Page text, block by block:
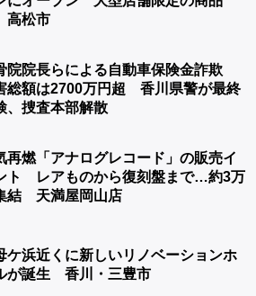
松市
院院長らによる自動車保険金詐欺
総額は2700万円超 香川県警が最終
、捜査本部解散
再燃「アナログレコード」の販売イ
ト レアものから復刻盤まで…約3万
結 天満屋岡山店
ケ浜近くに新しいリノベーションホ
が誕生 香川・三豊市